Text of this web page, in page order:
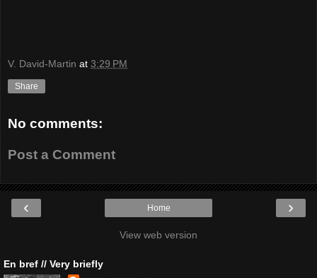
V. David-Martin at 3:29 PM
Share
No comments:
Post a Comment
‹ ›
Home
View web version
En bref // Very briefly